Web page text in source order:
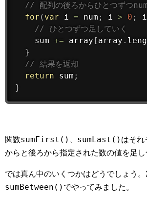
// 配列の後ろからひとつずつ
for ( var i = num ; i > 0 ; i
// ひとつずつ足していく
    sum
+= array [ array .
}
// 結果を返却
return sum ;
}
関数sumFirst() sumLast() はそれ
からと後ろから指定された数の値を足し
では真ん中のいくつかはどうでしょう
sumBetween() でやってみました。